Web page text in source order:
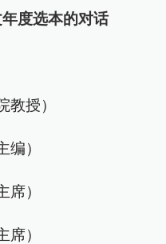
度选本的对话
教授）
）
）
）